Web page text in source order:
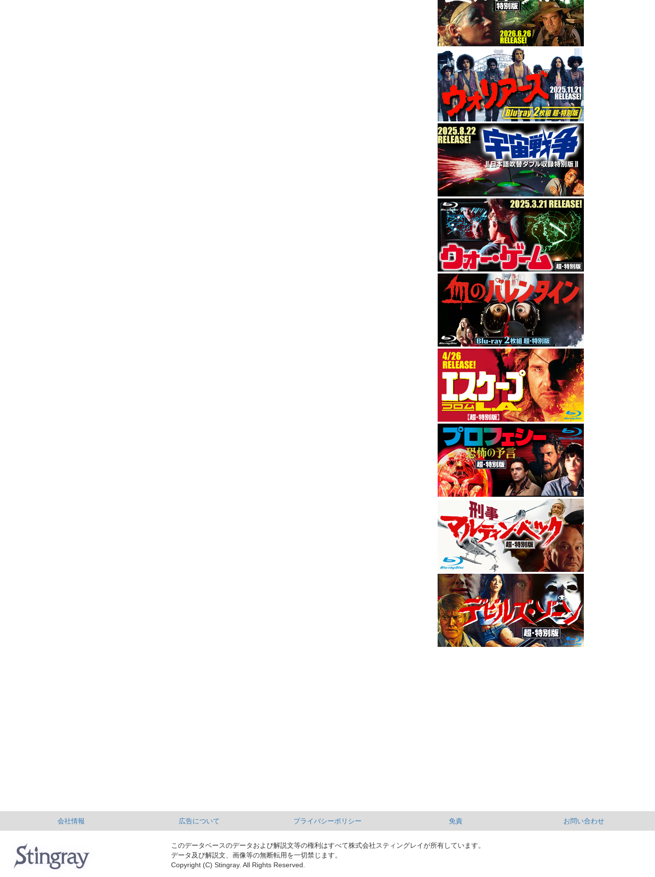
会社情報 広告について プライバシーポリシー 免責 お問い合わせ
このデータベースのデータおよび解説文等の権利はすべて株式会社スティングレイが所有しています。
データ及び解説文、画像等の無断転用を一切禁じます。
Copyright (C) Stingray. All Rights Reserved.